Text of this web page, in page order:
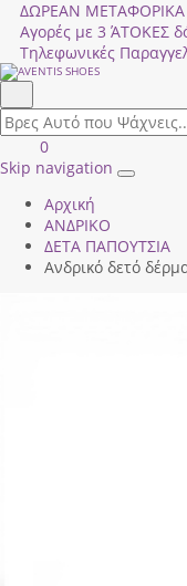
ΔΩΡΕΑΝ ΜΕΤΑΦΟΡΙΚΑ
Αγορές με 3 ΆΤΟΚΕΣ
Τηλεφωνικές
field.search
Είσοδος
|
ΚΑΛΑΘΙ
ΑΓΟΡΩΝ
0
Skip navigation
Toggle
Αρχική
ΑΝΔΡΙΚΟ
ΔΕΤΑ ΠΑΠΟΥΤΣΙΑ
Ανδρικό δετό